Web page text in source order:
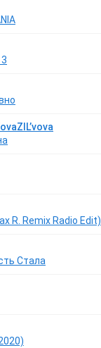
R. Remix Radio Edit)
Стала